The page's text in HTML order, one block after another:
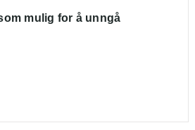
mulig for å unngå